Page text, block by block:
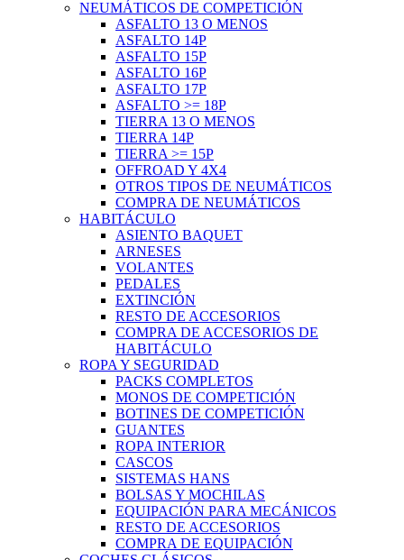
NEUMÁTICOS DE COMPETICIÓN
ASFALTO 13 O MENOS
ASFALTO 14P
ASFALTO 15P
ASFALTO 16P
ASFALTO 17P
ASFALTO >= 18P
TIERRA 13 O MENOS
TIERRA 14P
TIERRA >= 15P
OFFROAD Y 4X4
OTROS TIPOS DE NEUMÁTICOS
COMPRA DE NEUMÁTICOS
HABITÁCULO
ASIENTO BAQUET
ARNESES
VOLANTES
PEDALES
EXTINCIÓN
RESTO DE ACCESORIOS
COMPRA DE ACCESORIOS DE
HABITÁCULO
ROPA Y SEGURIDAD
PACKS COMPLETOS
MONOS DE COMPETICIÓN
BOTINES DE COMPETICIÓN
GUANTES
ROPA INTERIOR
CASCOS
SISTEMAS HANS
BOLSAS Y MOCHILAS
EQUIPACIÓN PARA MECÁNICOS
RESTO DE ACCESORIOS
COMPRA DE EQUIPACIÓN